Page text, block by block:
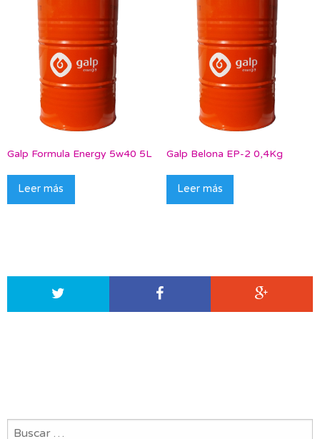
Galp Formula Energy 5w40 5L
Leer más
Galp Belona EP-2 0,4Kg
Leer más